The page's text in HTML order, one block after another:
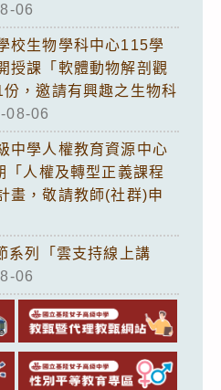
06
校生物學科中心115學
授課「軟體動物解剖觀
，邀請有興趣之生物科
08-06
中學人權教育資源中心
人權及轉型正義課程
畫，敬請教師(社群)申
系列「雲支持線上講
06